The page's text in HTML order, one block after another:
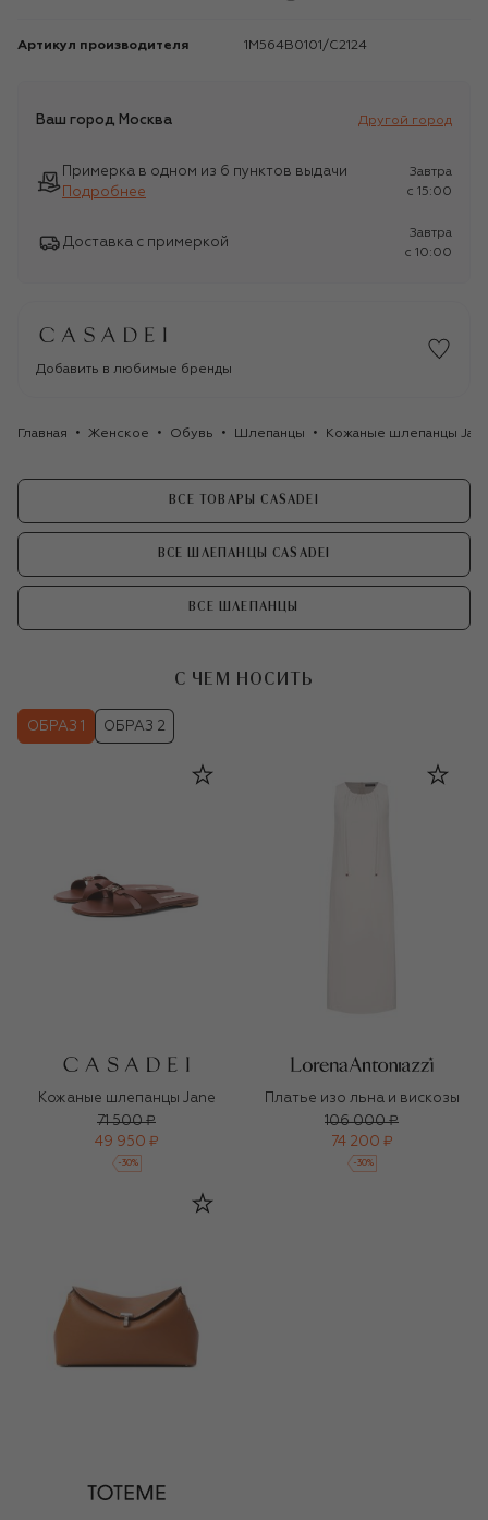
Артикул производителя 1M564B0101/C2124
Ваш город Москва Другой город
Примерка в одном из 6 пунктов выдачи
Подробнее
Завтра
c 15:00
Доставка с примеркой
Завтра
c 10:00
Добавить в любимые бренды
Главная Женское Обувь Шлепанцы Кожаные шлепанцы
ВСЕ ТОВАРЫ CASADEI
ВСЕ ШЛЕПАНЦЫ CASADEI
ВСЕ ШЛЕПАНЦЫ
С ЧЕМ НОСИТЬ
ОБРАЗ 1 ОБРАЗ 2
Кожаные шлепанцы Jane
71 500 ₽
49 950 ₽
-30%
Платье изо льна и вискозы
106 000 ₽
74 200 ₽
-30%